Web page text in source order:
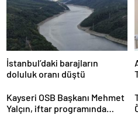
İstanbul’daki barajların
doluluk oranı düştü
Kayseri OSB Başkanı Mehmet
Yalçın, iftar programında